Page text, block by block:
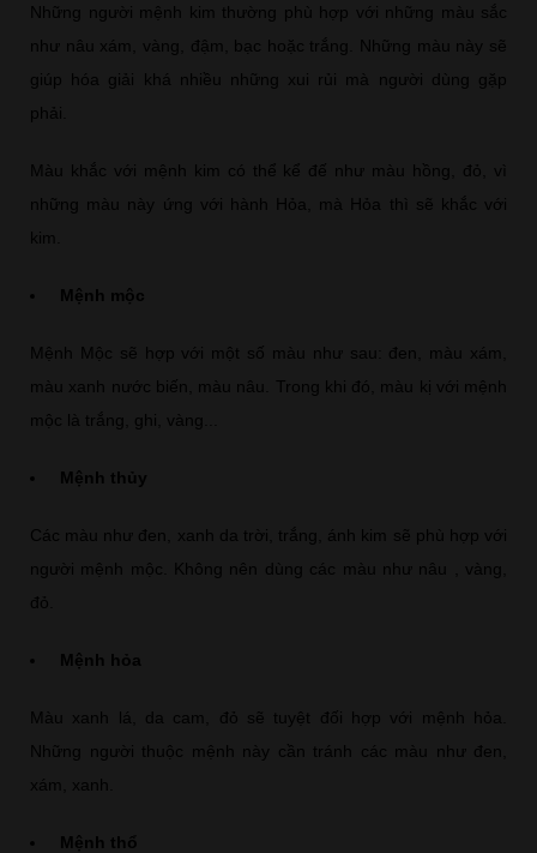
Những người mệnh kim thường phù hợp với những màu sắc
như nâu xám, vàng, đậm, bạc hoặc trắng. Những màu này sẽ
giúp hóa giải khá nhiều những xui rủi mà người dùng gặp
phải.
Màu khắc với mệnh kim có thể kể đế như màu hồng, đỏ, vì
những màu này ứng với hành Hỏa, mà Hỏa thì sẽ khắc với
kim.
Mệnh mộc
Mệnh Mộc sẽ hợp với một số màu như sau: đen, màu xám,
màu xanh nước biến, màu nâu. Trong khi đó, màu kị với mệnh
mộc là trắng, ghi, vàng...
Mệnh thủy
Các màu như đen, xanh da trời, trắng, ánh kim sẽ phù hợp với
người mệnh mộc. Không nên dùng các màu như nâu , vàng,
đỏ.
Mệnh hỏa
Màu xanh lá, da cam, đỏ sẽ tuyệt đối hợp với mệnh hỏa.
Những người thuộc mệnh này cần tránh các màu như đen,
xám, xanh.
Mệnh thổ